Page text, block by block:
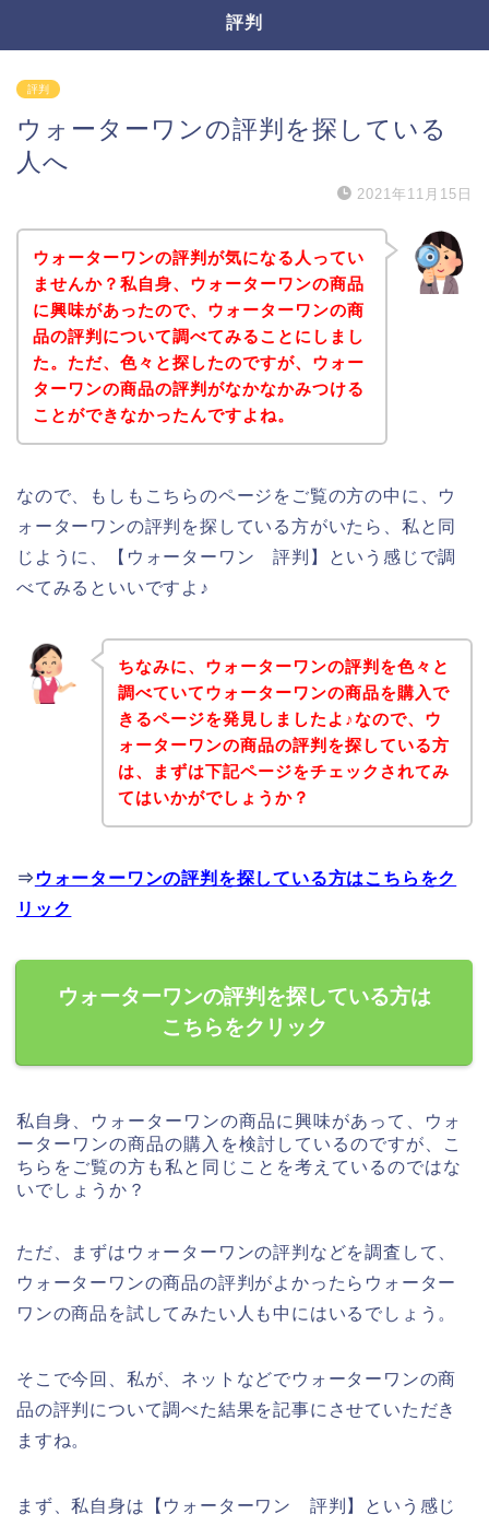
評判
評判
ウォーターワンの評判を探している
人へ
2021年11月15日
ウォーターワンの評判が気になる人ってい
ませんか？私自身、ウォーターワンの商品
に興味があったので、ウォーターワンの商
品の評判について調べてみることにしまし
た。ただ、色々と探したのですが、ウォー
ターワンの商品の評判がなかなかみつける
ことができなかったんですよね。
なので、もしもこちらのページをご覧の方の中に、ウ
ォーターワンの評判を探している方がいたら、私と同
じように、【ウォーターワン 評判】という感じで調
べてみるといいですよ♪
ちなみに、ウォーターワンの評判を色々と
調べていてウォーターワンの商品を購入で
きるページを発見しましたよ♪なので、ウ
ォーターワンの商品の評判を探している方
は、まずは下記ページをチェックされてみ
てはいかがでしょうか？
⇒ ウォーターワンの評判を探している方はこちらをク
リック
ウォーターワンの評判を探している方は
こちらをクリック
私自身、ウォーターワンの商品に興味があって、ウォ
ーターワンの商品の購入を検討しているのですが、こ
ちらをご覧の方も私と同じことを考えているのではな
いでしょうか？
ただ、まずはウォーターワンの評判などを調査して、
ウォーターワンの商品の評判がよかったらウォーター
ワンの商品を試してみたい人も中にはいるでしょう。
そこで今回、私が、ネットなどでウォーターワンの商
品の評判について調べた結果を記事にさせていただき
ますね。
まず、私自身は【ウォーターワン 評判】という感じ